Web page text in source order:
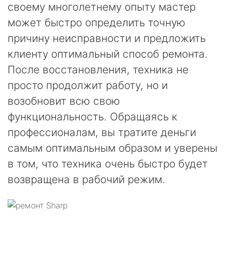
своему многолетнему опыту мастер
может быстро определить точную
причину неисправности и предложить
клиенту оптимальный способ ремонта.
После восстановления, техника не
просто продолжит работу, но и
возобновит всю свою
функциональность. Обращаясь к
профессионалам, вы тратите деньги
самым оптимальным образом и уверены
в том, что техника очень быстро будет
возвращена в рабочий режим.